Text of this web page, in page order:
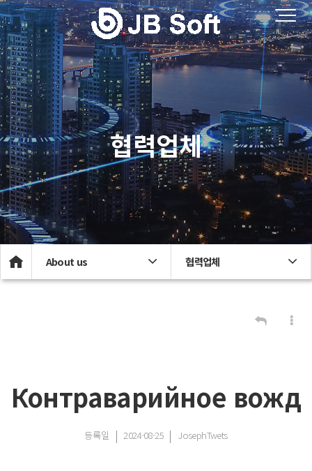
협력업체
About us 협력업체
Контраварийное вожд
등록일 2024-08-25 JosephTwets